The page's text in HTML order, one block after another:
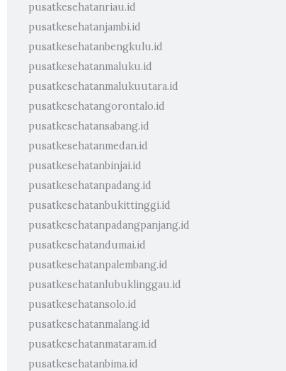
pusatkesehatanriau.id
pusatkesehatanjambi.id
pusatkesehatanbengkulu.id
pusatkesehatanmaluku.id
pusatkesehatanmalukuutara.id
pusatkesehatangorontalo.id
pusatkesehatansabang.id
pusatkesehatanmedan.id
pusatkesehatanbinjai.id
pusatkesehatanpadang.id
pusatkesehatanbukittinggi.id
pusatkesehatanpadangpanjang.id
pusatkesehatandumai.id
pusatkesehatanpalembang.id
pusatkesehatanlubuklinggau.id
pusatkesehatansolo.id
pusatkesehatanmalang.id
pusatkesehatanmataram.id
pusatkesehatanbima.id